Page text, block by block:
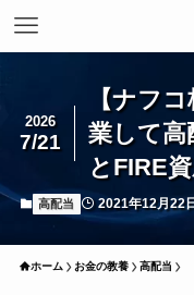
【ナフ
業して高
とFIRE
2026
7/21
高配当 2021年12月22
ホーム お金の教養 高配当